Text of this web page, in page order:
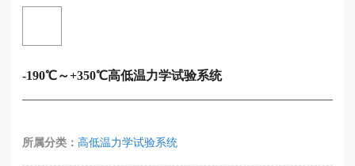
-190℃～+350℃高低温力学试验系统
所属分类：高低温力学试验系统